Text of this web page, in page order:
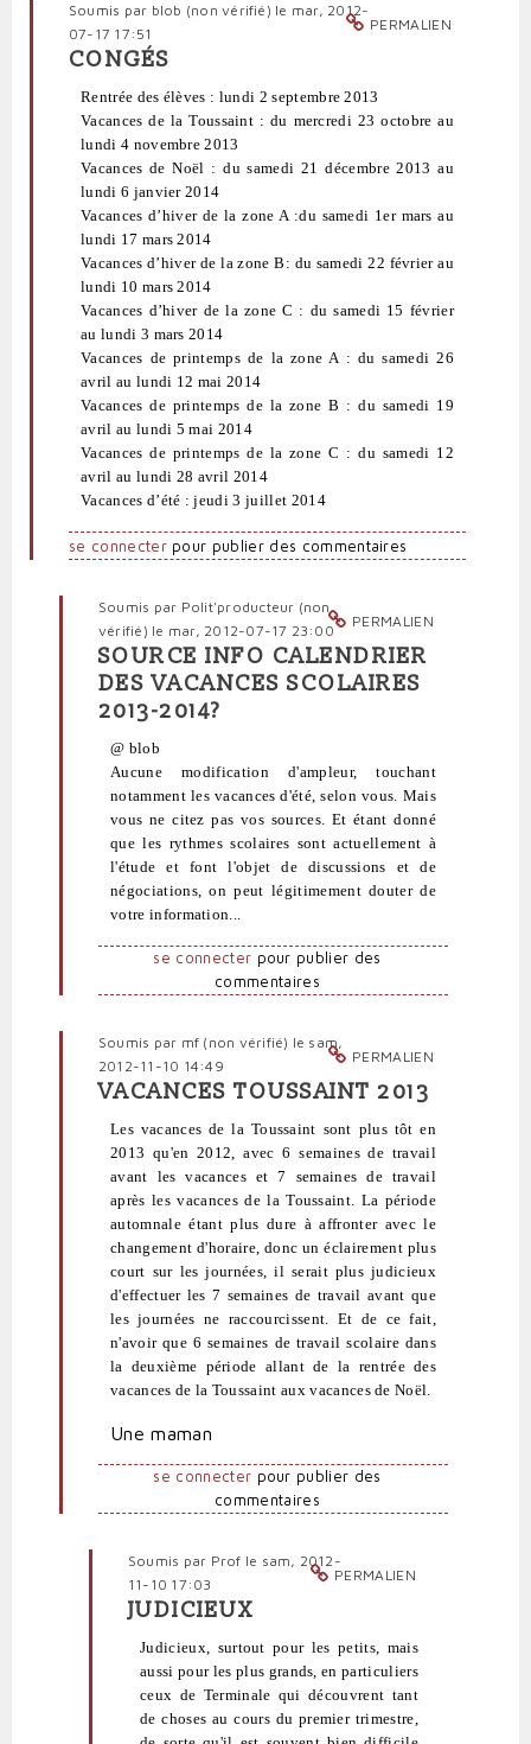
PERMALIEN
Soumis par blob (non vérifié) le mar, 2012-
07-17 17:51
CONGÉS
Rentrée des élèves : lundi 2 septembre 2013
Vacances de la Toussaint : du mercredi 23 octobre au
lundi 4 novembre 2013
Vacances de Noël : du samedi 21 décembre 2013 au
lundi 6 janvier 2014
Vacances d’hiver de la zone A :du samedi 1er mars au
lundi 17 mars 2014
Vacances d’hiver de la zone B: du samedi 22 février au
lundi 10 mars 2014
Vacances d’hiver de la zone C : du samedi 15 février
au lundi 3 mars 2014
Vacances de printemps de la zone A : du samedi 26
avril au lundi 12 mai 2014
Vacances de printemps de la zone B : du samedi 19
avril au lundi 5 mai 2014
Vacances de printemps de la zone C : du samedi 12
avril au lundi 28 avril 2014
Vacances d’été : jeudi 3 juillet 2014
se connecterpour publier des commentaires
PERMALIEN
Soumis par Polit'producteur (non
vérifié) le mar, 2012-07-17 23:00
En
réponse
à
Congés
par
vérifié)
SOURCE INFO CALENDRIER
DES VACANCES SCOLAIRES
2013-2014?
@ blob
Aucune modification d'ampleur, touchant
notamment les vacances d'été, selon vous. Mais
vous ne citez pas vos sources. Et étant donné
que les rythmes scolaires sont actuellement à
l'étude et font l'objet de discussions et de
négociations, on peut légitimement douter de
votre information...
se connecter pour publier des
commentaires
PERMALIEN
Soumis par mf (non vérifié) le sam,
2012-11-10 14:49
En
réponse
Congés
par
blob
(non
vérifié)
VACANCES TOUSSAINT 2013
Les vacances de la Toussaint sont plus tôt en
2013 qu'en 2012, avec 6 semaines de travail
avant les vacances et 7 semaines de travail
après les vacances de la Toussaint. La période
automnale étant plus dure à affronter avec le
changement d'horaire, donc un éclairement plus
court sur les journées, il serait plus judicieux
d'effectuer les 7 semaines de travail avant que
les journées ne raccourcissent. Et de ce fait,
n'avoir que 6 semaines de travail scolaire dans
la deuxième période allant de la rentrée des
vacances de la Toussaint aux vacances de Noël.
Une maman
se connecter pour publier des
commentaires
PERMALIEN
Soumis par Prof le sam, 2012-
11-10 17:03
En
réponse
Vacances
Toussaint
JUDICIEUX
Judicieux, surtout pour les petits, mais
aussi pour les plus grands, en particuliers
ceux de Terminale qui découvrent tant
de choses au cours du premier trimestre,